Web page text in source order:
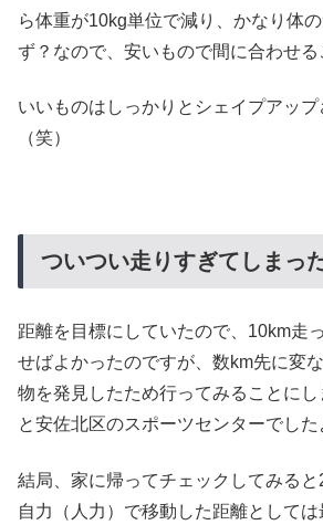
ら体重が10kg単位で減り、かなり体
ず？なので、安いもので間に合わせる
いいものはしっかりとシェイプアッ
（笑）
ついつい走りすぎてしまっ
距離を目標にしていたので、10km走
せばよかったのですが、数km先に変
物を発見したため行ってみることに
と安佐北区のスポーツセンターでした
結局、家に帰ってチェックしてみる
自力（人力）で移動した距離としては